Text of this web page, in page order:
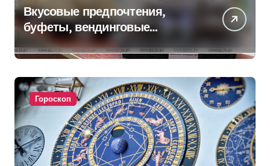
Вкусовые предпочтения,
буфеты, вендинговые
аппараты. Минобразования об
изменениях в школьном
питании
Гороскоп